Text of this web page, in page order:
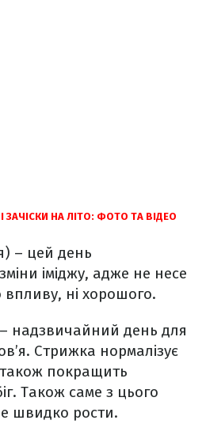
ЗАЧІСКИ НА ЛІТО: ФОТО ТА ВІДЕО
– цей день
іміджу, адже не несе
впливу, ні хорошого.
надзвичайний день для
Стрижка нормалізує
покращить
Також саме з цього
швидко рости.